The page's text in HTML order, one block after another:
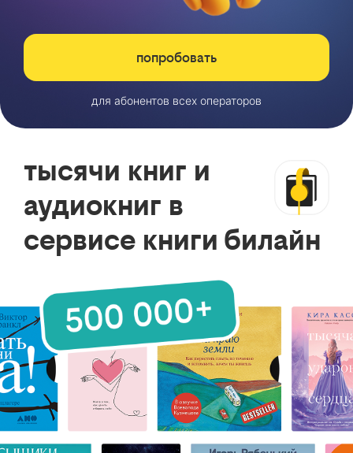
попробовать
для абонентов всех операторов
тысячи книг и
аудиокниг в
сервисе книги билайн